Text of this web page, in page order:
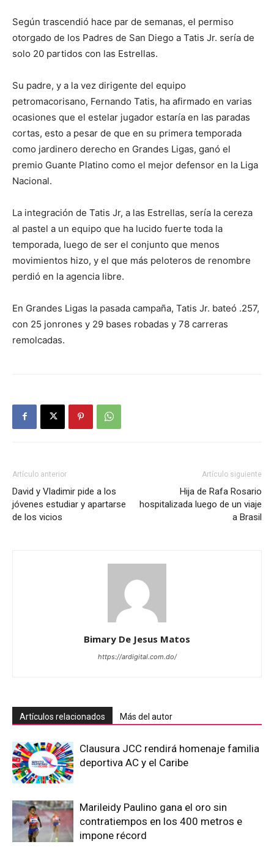
Según trascendió hace par de semanas, el permiso
otorgado de los Padres de San Diego a Tatis Jr. sería de
solo 20 partidos con las Estrellas.
Su padre, y a la vez dirigente del equipo
petromacorisano, Fernando Tatis, ha afirmado en varias
ocasiones que el estelar jugador estaría en las paradas
cortas, esto a pesar de que en su primera temporada
como jardinero derecho en Grandes Ligas, ganó el
premio Guante Platino como el mejor defensor en la Liga
Nacional.
La integración de Tatis Jr, a las Estrellas, sería la cereza
al pastel a un equipo que ha lucido fuerte toda la
temporada, luego de ser el conjunto que menos
movimientos hizo, y el que más peloteros de renombre
perdió en la agencia libre.
En Grandes Ligas la pasada campaña, Tatis Jr. bateó .257,
con 25 jonrones y 29 bases robadas y 78 carreras
remolcadas.
Artículo anterior
David y Vladimir pide a los
jóvenes estudiar y apartarse
de los vicios
Artículo siguiente
Hija de Rafa Rosario
hospitalizada luego de un viaje
a Brasil
Bimary De Jesus Matos
https://ardigital.com.do/
Artículos relacionados Más del autor
Clausura JCC rendirá homenaje familia
deportiva AC y el Caribe
Marileidy Paulino gana el oro sin
contratiempos en los 400 metros e
impone récord